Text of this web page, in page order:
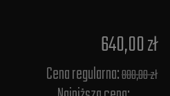
640,00 zł
Cena regularna:800,00 zł